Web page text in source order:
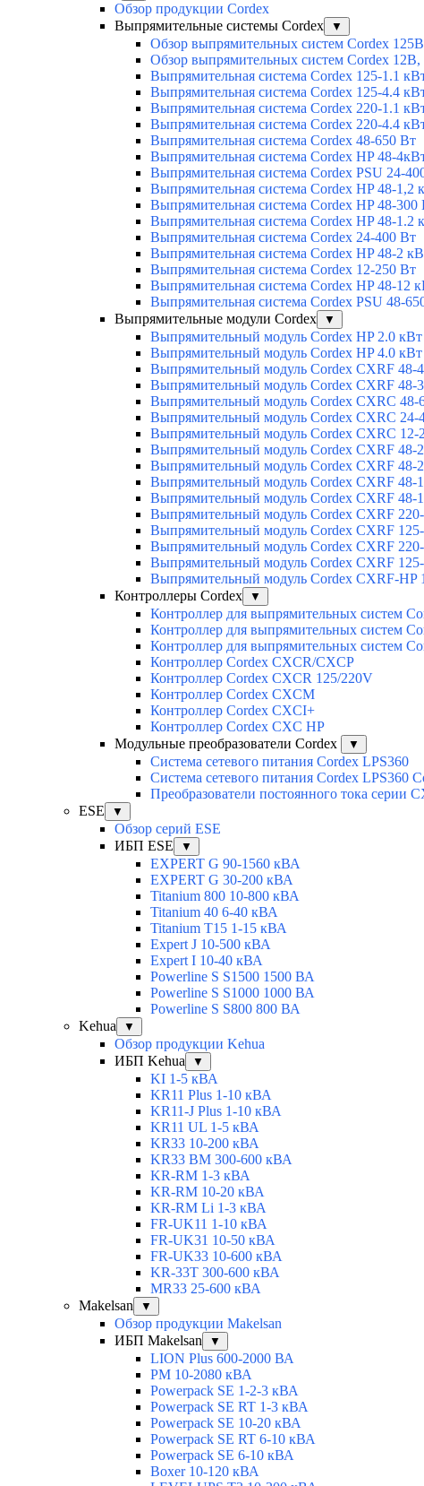
Обзор продукции Cordex
Выпрямительные системы Cordex
▼
Обзор выпрямительных систем Cordex
Обзор выпрямительных систем Cordex
Выпрямительная система Cordex 125-1.1
Выпрямительная система Cordex 125-4.4
Выпрямительная система Cordex 220-1.1
Выпрямительная система Cordex 220-4.4
Выпрямительная система Cordex 48-650 Вт
Выпрямительная система Cordex HP 48-
Выпрямительная система Cordex PSU 24-
Выпрямительная система Cordex HP 48-1,2
Выпрямительная система Cordex HP 48-300
Выпрямительная система Cordex HP 48-1.2
Выпрямительная система Cordex 24-400 Вт
Выпрямительная система Cordex HP 48-2
Выпрямительная система Cordex 12-250 Вт
Выпрямительная система Cordex HP 48-12
Выпрямительная система Cordex PSU 48-
Выпрямительные модули Cordex
▼
Выпрямительный модуль Cordex HP 2.0 кВт
Выпрямительный модуль Cordex HP 4.0 кВт
Выпрямительный модуль Cordex CXRF 48-
Выпрямительный модуль Cordex CXRF 48-
Выпрямительный модуль Cordex CXRС 48-
Выпрямительный модуль Cordex CXRС 24-
Выпрямительный модуль Cordex CXRС 12-
Выпрямительный модуль Cordex CXRF 48-
Выпрямительный модуль Cordex CXRF 48-
Выпрямительный модуль Cordex CXRF 48-
Выпрямительный модуль Cordex CXRF 48-
Выпрямительный модуль Cordex CXRF
Выпрямительный модуль Cordex CXRF
Выпрямительный модуль Cordex CXRF
Выпрямительный модуль Cordex CXRF
Выпрямительный модуль Cordex CXRF-HP
Контроллеры Cordex
▼
Контроллер для выпрямительных систем
Контроллер для выпрямительных систем
Контроллер для выпрямительных систем
Контроллер Cordex CXCR/CXCP
Контроллер Cordex CXCR 125/220V
Контроллер Cordex CXCM
Контроллер Cordex CXCI+
Контроллер Cordex CXC HP
Модульные преобразователи Cordex
▼
Система сетевого питания Cordex LPS360
Система сетевого питания Cordex LPS360
Преобразователи постоянного тока серии
ESE
▼
Обзор серий ESE
ИБП ESE
▼
EXPERT G 90-1560 кВА
EXPERT G 30-200 кВА
Titanium 800 10-800 кВА
Titanium 40 6-40 кВА
Titanium T15 1-15 кВА
Expert J 10-500 кВА
Expert I 10-40 кВА
Powerline S S1500 1500 ВА
Powerline S S1000 1000 ВА
Powerline S S800 800 ВА
Kehua
▼
Обзор продукции Kehua
ИБП Kehua
▼
KI 1-5 кВА
KR11 Plus 1-10 кВА
KR11-J Plus 1-10 кВА
KR11 UL 1-5 кВА
KR33 10-200 кВА
KR33 BM 300-600 кВА
KR-RM 1-3 кВА
KR-RM 10-20 кВА
KR-RM Li 1-3 кВА
FR-UK11 1-10 кВА
FR-UK31 10-50 кВА
FR-UK33 10-600 кВА
KR-33T 300-600 кВА
MR33 25-600 кВА
Makelsan
▼
Обзор продукции Makelsan
ИБП Makelsan
▼
LION Plus 600-2000 ВА
PM 10-2080 кВА
Powerpack SE 1-2-3 кВА
Powerpack SE RT 1-3 кВА
Powerpack SE 10-20 кВА
Powerpack SE RT 6-10 кВА
Powerpack SE 6-10 кВА
Boxer 10-120 кВА